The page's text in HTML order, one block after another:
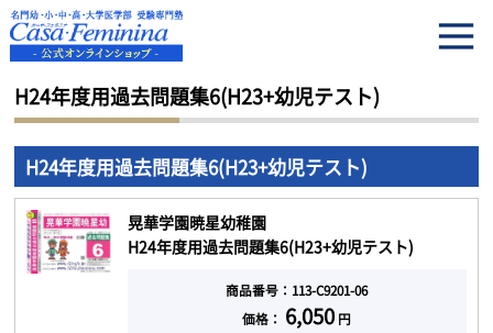
HOME H24年度用過去問題集6(H23+幼児テスト)
H24年度用過去問題集6(H23+幼児テスト)
H24年度用過去問題集6(H23+幼児テスト)
晃華学園暁星幼稚園
H24年度用過去問題集6(H23+幼児テスト)
商品番号：113-C9201-06
価格： 6,050円